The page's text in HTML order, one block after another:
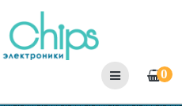
to
content
0